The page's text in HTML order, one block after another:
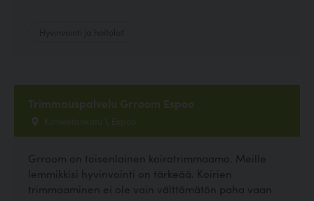
Trimmauspalvelu Grroom Espoo
Komeetankatu 1, Espoo
Grroom on toisenlainen koiratrimmaamo. Meille
lemmikkisi hyvinvointi on tärkeää. Koirien
trimmaaminen ei ole vain välttämätön paha vaan